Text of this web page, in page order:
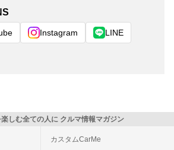
Instagram LINE
しむ全ての人に クルマ情報マガジン
カスタムCarMe